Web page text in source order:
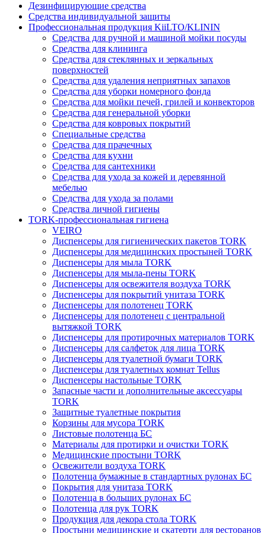
Дезинфицирующие средства
Средства индивидуальной защиты
Профессиональная продукция KiiLTO/KLININ
Средства для ручной и машиной мойки посуды
Средства для клининга
Средства для стеклянных и зеркальных
поверхностей
Средства для удаления неприятных запахов
Средства для уборки номерного фонда
Средства для мойки печей, грилей и конвекторов
Средства для генеральной уборки
Средства для ковровых покрытий
Специальные средства
Средства для прачечных
Средства для кухни
Средства для сантехники
Средства для ухода за кожей и деревянной
мебелью
Средства для ухода за полами
Средства личной гигиены
TORK-профессиональная гигиена
VEIRO
Диспенсеры для гигиенических пакетов TORK
Диспенсеры для медицинских простыней TORK
Диспенсеры для мыла TORK
Диспенсеры для мыла-пены TORK
Диспенсеры для освежителя воздуха TORK
Диспенсеры для покрытий унитаза TORK
Диспенсеры для полотенец TORK
Диспенсеры для полотенец с центральной
вытяжкой TORK
Диспенсеры для протирочных материалов TORK
Диспенсеры для салфеток для лица TORK
Диспенсеры для туалетной бумаги TORK
Диспенсеры для туалетных комнат Tellus
Диспенсеры настольные TORK
Запасные части и дополнительные аксессуары
TORK
Защитные туалетные покрытия
Корзины для мусора TORK
Листовые полотенца БС
Материалы для протирки и очистки TORK
Медицинские простыни TORK
Освежители воздуха TORK
Полотенца бумажные в стандартных рулонах БС
Покрытия для унитаза TORK
Полотенца в больших рулонах БС
Полотенца для рук TORK
Продукция для декора стола TORK
Простыни медицинские и скатерти для ресторанов